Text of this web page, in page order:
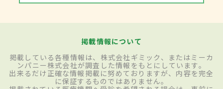
掲載情報について
掲載している各種情報は、株式会社ギミック、またはミーカ
ンパニー株式会社が調査した情報をもとにしています。
出来るだけ正確な情報掲載に努めておりますが、内容を完全
に保証するものではありません。